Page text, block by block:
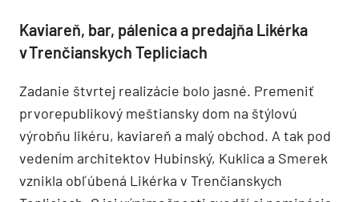
Kaviareň, bar, pálenica a predajňa Likérka
v Trenčianskych Tepliciach
Zadanie štvrtej realizácie bolo jasné. Premeniť
prvorepublikový meštiansky dom na štýlovú
výrobňu likéru, kaviareň a malý obchod. A tak pod
vedením architektov Hubinský, Kuklica a Smerek
vznikla obľúbená Likérka v Trenčianskych